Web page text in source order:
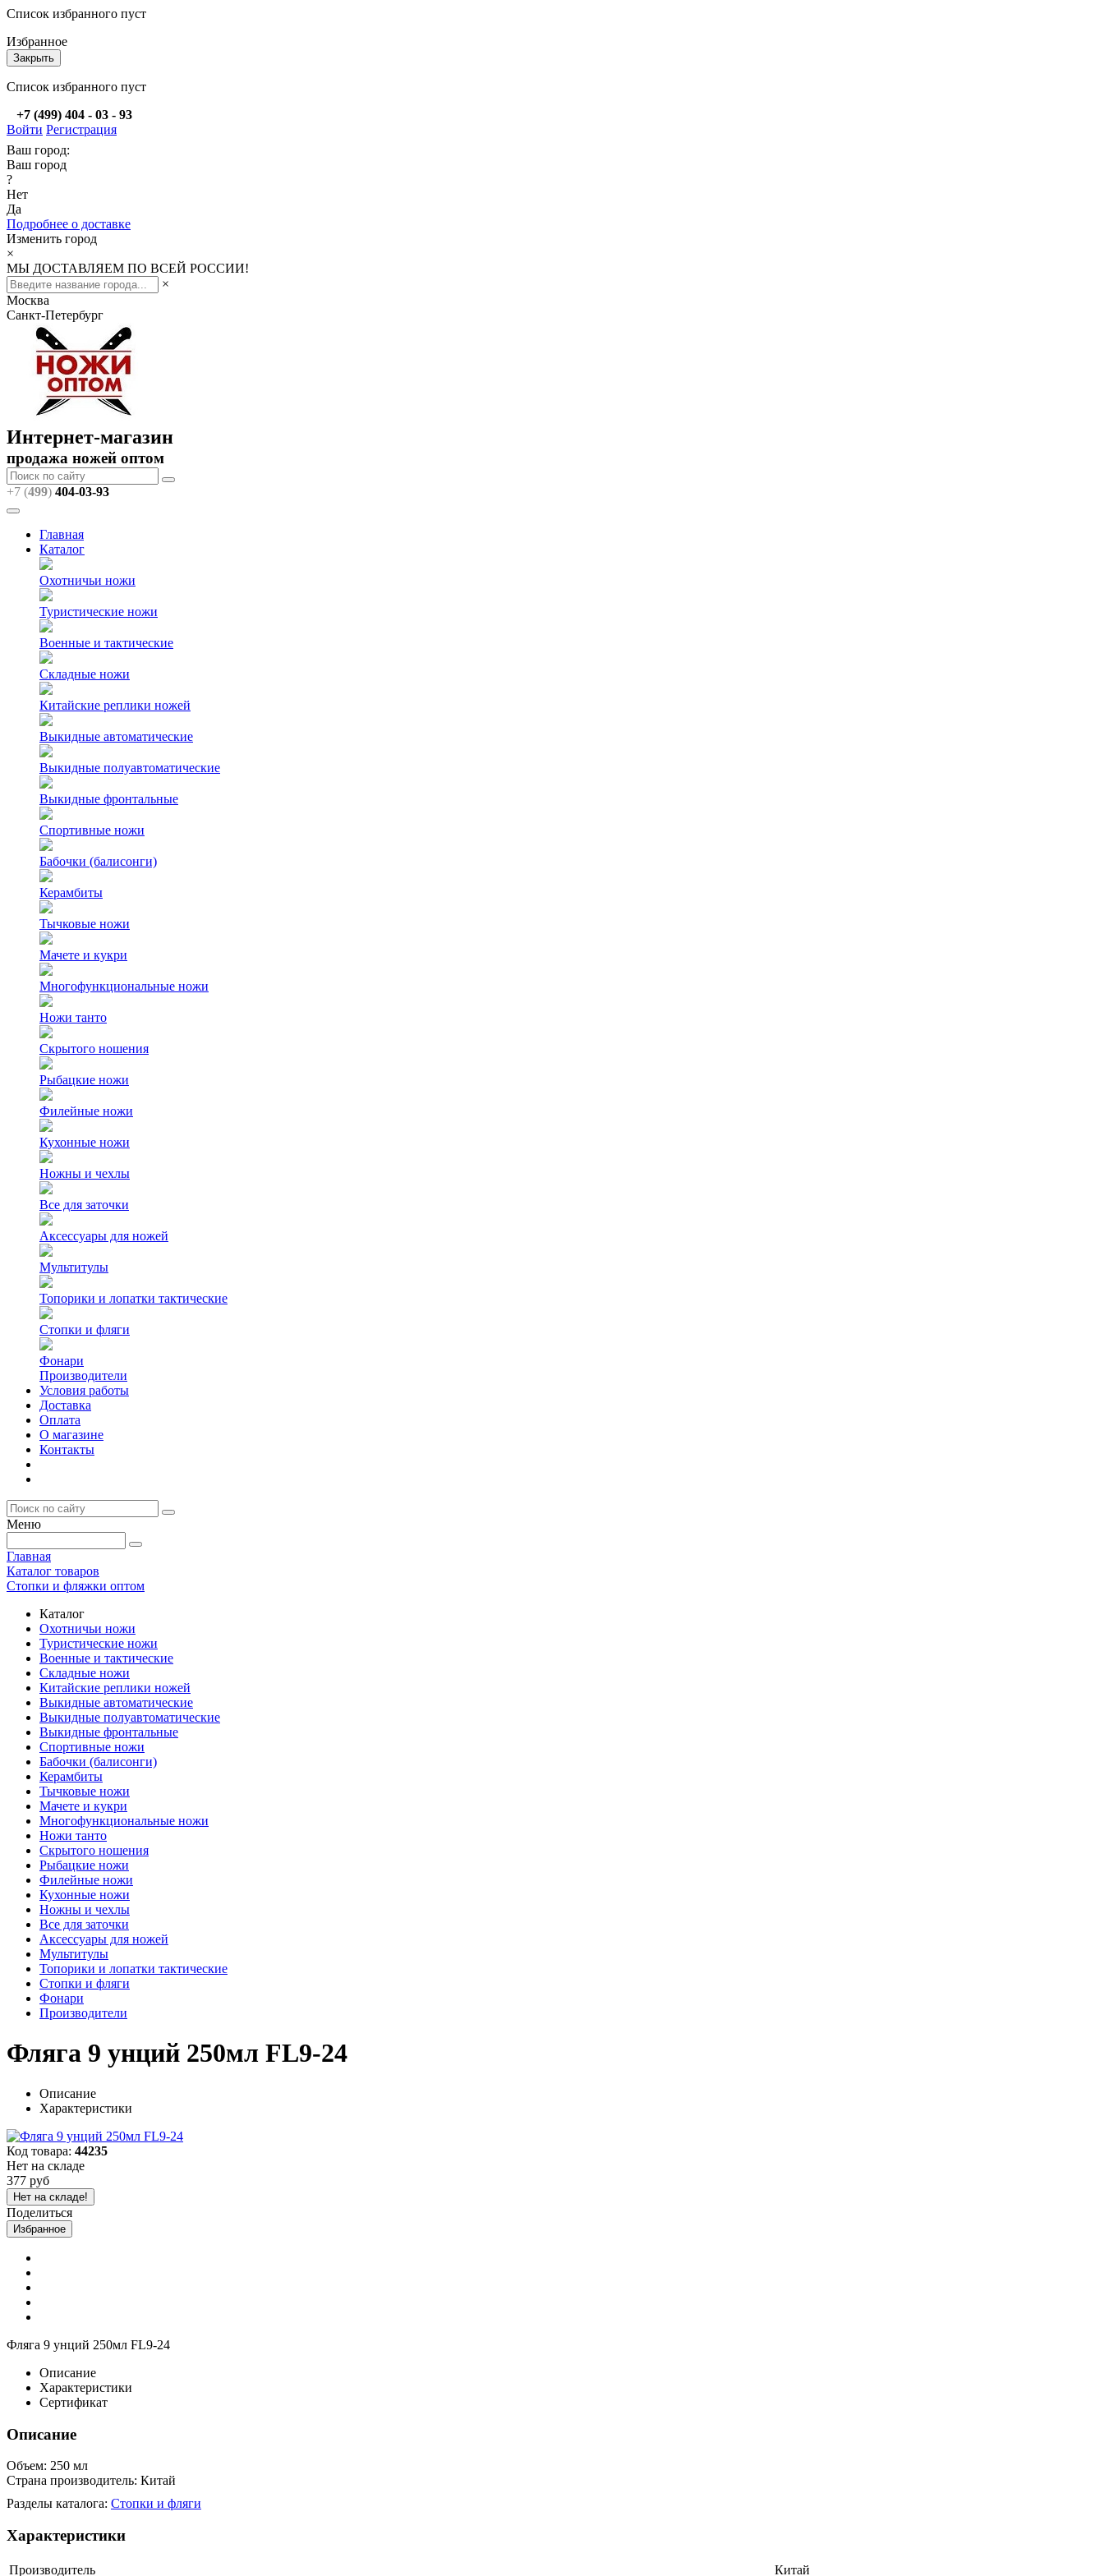
Список избранного пуст
Избранное
Закрыть
Список избранного пуст
+7 (499) 404 - 03 - 93
Войти Регистрация
Ваш город:
Ваш город
?
Нет
Да
Подробнее о доставке
Изменить город
×
МЫ ДОСТАВЛЯЕМ ПО ВСЕЙ РОССИИ!
×
Москва
Санкт-Петербург
Интернет-магазин
продажа ножей оптом
+7 (499) 404-03-93
Главная
Каталог
Охотничьи ножи
Туристические ножи
Военные и тактические
Складные ножи
Китайские реплики ножей
Выкидные автоматические
Выкидные полуавтоматические
Выкидные фронтальные
Спортивные ножи
Бабочки (балисонги)
Керамбиты
Тычковые ножи
Мачете и кукри
Многофункциональные ножи
Ножи танто
Скрытого ношения
Рыбацкие ножи
Филейные ножи
Кухонные ножи
Ножны и чехлы
Все для заточки
Аксессуары для ножей
Мультитулы
Топорики и лопатки тактические
Стопки и фляги
Фонари
Производители
Условия работы
Доставка
Оплата
О магазине
Контакты
Меню
Главная
Каталог товаров
Стопки и фляжки оптом
Каталог
Охотничьи ножи
Туристические ножи
Военные и тактические
Складные ножи
Китайские реплики ножей
Выкидные автоматические
Выкидные полуавтоматические
Выкидные фронтальные
Спортивные ножи
Бабочки (балисонги)
Керамбиты
Тычковые ножи
Мачете и кукри
Многофункциональные ножи
Ножи танто
Скрытого ношения
Рыбацкие ножи
Филейные ножи
Кухонные ножи
Ножны и чехлы
Все для заточки
Аксессуары для ножей
Мультитулы
Топорики и лопатки тактические
Стопки и фляги
Фонари
Производители
Фляга 9 унций 250мл FL9-24
Описание
Характеристики
Код товара: 44235
Нет на складе
377 руб
Нет на складе!
Поделиться
Избранное
Фляга 9 унций 250мл FL9-24
Описание
Характеристики
Сертификат
Описание
Объем: 250 мл
Страна производитель: Китай
Разделы каталога: Стопки и фляги
Характеристики
Производитель Китай